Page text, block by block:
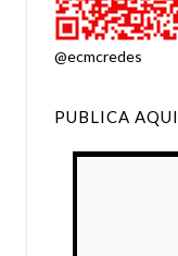
@ecmcredes
PUBLICA AQUI